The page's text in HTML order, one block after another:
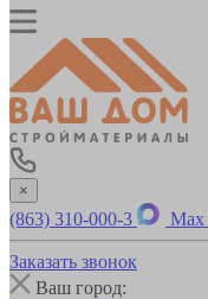
×
(863) 310-000-3 Max
Заказать звонок
Ваш город: